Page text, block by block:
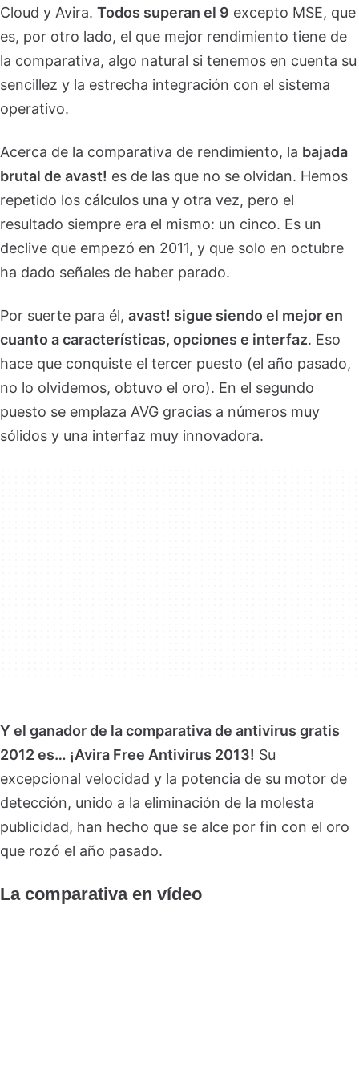
Cloud y Avira. Todos superan el 9 excepto MSE, que
es, por otro lado, el que mejor rendimiento tiene de
la comparativa, algo natural si tenemos en cuenta su
sencillez y la estrecha integración con el sistema
operativo.
Acerca de la comparativa de rendimiento, la bajada
brutal de avast! es de las que no se olvidan. Hemos
repetido los cálculos una y otra vez, pero el
resultado siempre era el mismo: un cinco. Es un
declive que empezó en 2011, y que solo en octubre
ha dado señales de haber parado.
Por suerte para él, avast! sigue siendo el mejor en
cuanto a características, opciones e interfaz. Eso
hace que conquiste el tercer puesto (el año pasado,
no lo olvidemos, obtuvo el oro). En el segundo
puesto se emplaza AVG gracias a números muy
sólidos y una interfaz muy innovadora.
Y el ganador de la comparativa de antivirus gratis
2012 es… ¡Avira Free Antivirus 2013! Su
excepcional velocidad y la potencia de su motor de
detección, unido a la eliminación de la molesta
publicidad, han hecho que se alce por fin con el oro
que rozó el año pasado.
La comparativa en vídeo